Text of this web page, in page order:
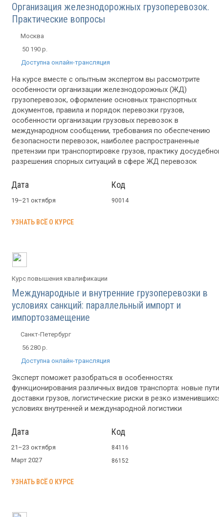
Организация железнодорожных грузоперевозок.
Практические вопросы
Москва
50 190 р.
Доступна онлайн-трансляция
На курсе вместе с опытным экспертом вы рассмотрите
особенности организации железнодорожных (ЖД)
грузоперевозок, оформление основных транспортных
документов, правила и порядок перевозки грузов,
особенности организации грузовых перевозок в
международном сообщении, требования по обеспечению
безопасности перевозок, наиболее распространенные
претензии при транспортировке грузов, практику
разрешения спорных ситуаций в сфере ЖД перевозок
Дата
19–21 октября
Код
90014
УЗНАТЬ ВСЁ О КУРСЕ
Курс повышения квалификации
Международные и внутренние грузоперевозки в
условиях санкций: параллельный импорт и
импортозамещение
Санкт-Петербург
56 280 р.
Доступна онлайн-трансляция
Эксперт поможет разобраться в особенностях
функционирования различных видов транспорта: новые пути
доставки грузов, логистические риски в резко
условиях внутренней и международной логистики
Дата
21–23 октября
Март 2027
Код
84116
86152
УЗНАТЬ ВСЁ О КУРСЕ